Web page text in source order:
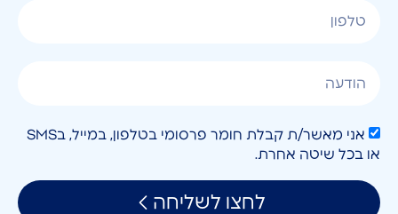
אני מאשר/ת קבלת חומר פרסומי בטלפון, במייל, בSMS
או בכל שיטה אחרת.
לחצו לשליחה